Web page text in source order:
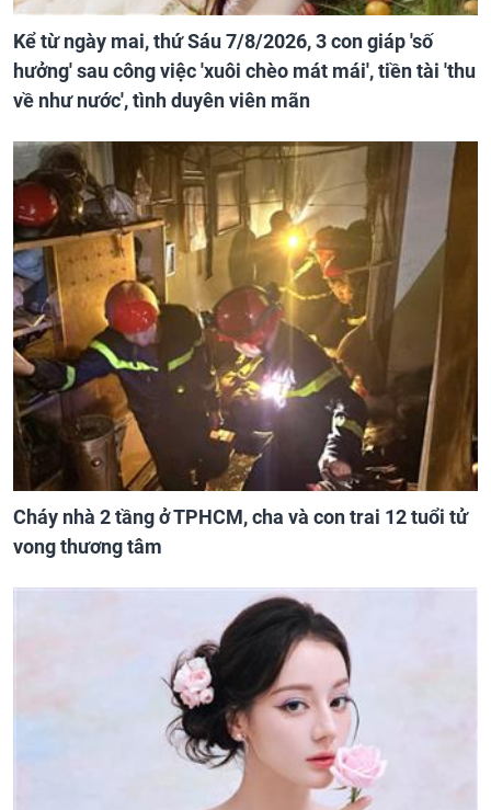
Kể từ ngày mai, thứ Sáu 7/8/2026, 3 con giáp 'số
hưởng' sau công việc 'xuôi chèo mát mái', tiền tài 'thu
về như nước', tình duyên viên mãn
Cháy nhà 2 tầng ở TPHCM, cha và con trai 12 tuổi tử
vong thương tâm